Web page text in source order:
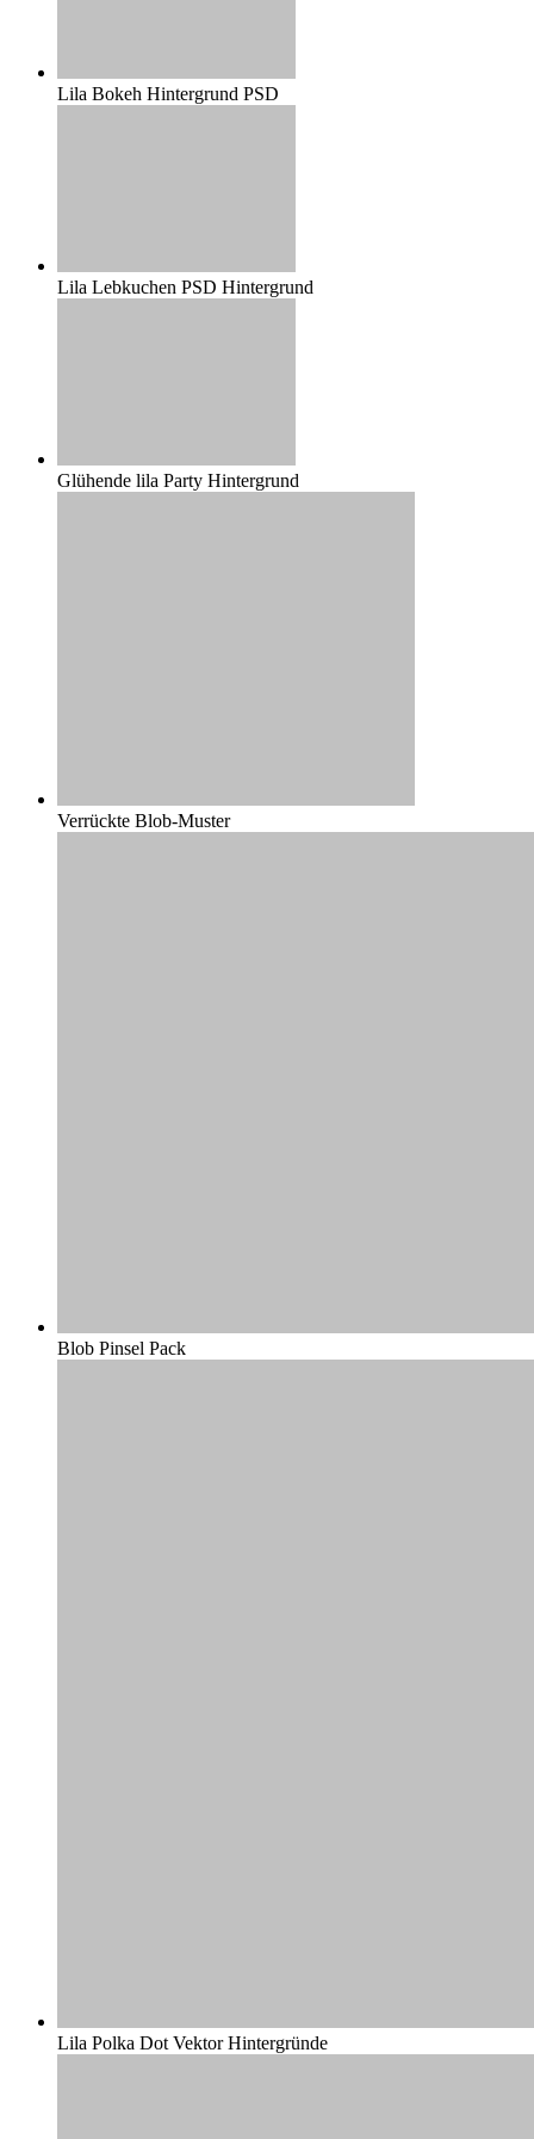
Lila Bokeh Hintergrund PSD
Lila Lebkuchen PSD Hintergrund
Glühende lila Party Hintergrund
Verrückte Blob-Muster
Blob Pinsel Pack
Lila Polka Dot Vektor Hintergründe